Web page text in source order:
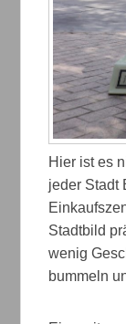
Hier ist es
jeder Stadt
Stadtbild
wenig
bummeln